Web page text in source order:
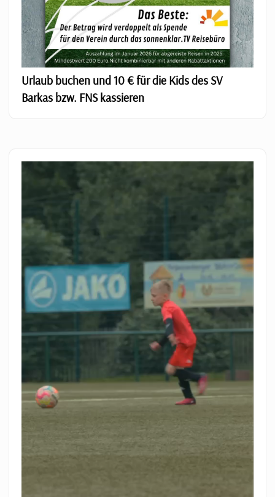
Urlaub buchen und 10 € für die Kids des SV
Barkas bzw. FNS kassieren